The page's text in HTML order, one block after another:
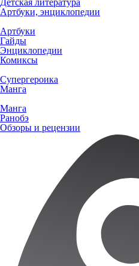
Детская литература
Артбуки, энциклопедии
Артбуки
Гайды
Энциклопедии
Комиксы
Супергероика
Манга
Манга
Ранобэ
Обзоры и рецензии